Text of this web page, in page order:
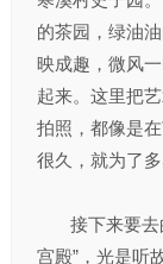
的茶园，绿油
映成趣，微风
起来。这里把
拍照，都像是
很久，就为了
接下来要去
宫殿”，光是听